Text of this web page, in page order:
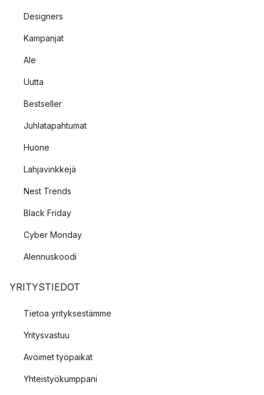
Designers
Kampanjat
Ale
Uutta
Bestseller
Juhlatapahtumat
Huone
Lahjavinkkejä
Nest Trends
Black Friday
Cyber Monday
Alennuskoodi
YRITYSTIEDOT
Tietoa yrityksestämme
Yritysvastuu
Avoimet työpaikat
Yhteistyökumppani